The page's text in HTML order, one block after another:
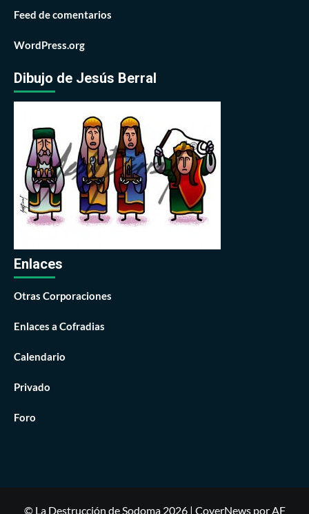
Feed de comentarios
WordPress.org
Dibujo de Jesús Berral
Enlaces
Otras Corporaciones
Enlaces a Cofradias
Calendario
Privado
Foro
© La Destrucción de Sodoma 2026 | CoverNewspor AF